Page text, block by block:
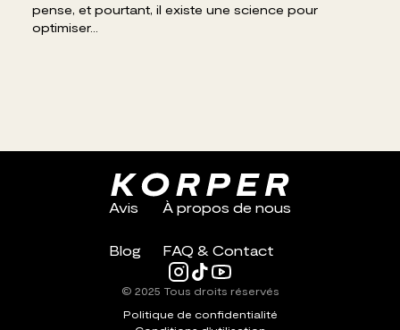
pense, et pourtant, il existe une science pour
optimiser...
Avis À propos de nous
Blog FAQ & Contact
© 2025 Tous droits réservés
Politique de confidentialité